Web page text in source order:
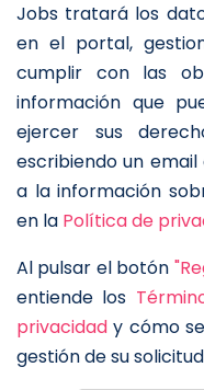
Jobs tratará los
en el portal,
cumplir con las
información que
ejercer sus
escribiendo un email
a la información
en la Política de
Al pulsar el botón
entiende los
privacidad y cómo
gestión de su